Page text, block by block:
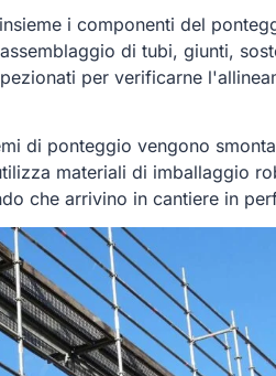
i componenti del
di tubi, giunti,
per verificarne
di ponteggio vengono
materiali di imballaggio
che arrivino in cantiere in